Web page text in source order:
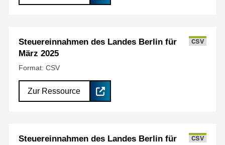
Steuereinnahmen des Landes Berlin für
März 2025
CSV
Format: CSV
Zur Ressource
Steuereinnahmen des Landes Berlin für
CSV